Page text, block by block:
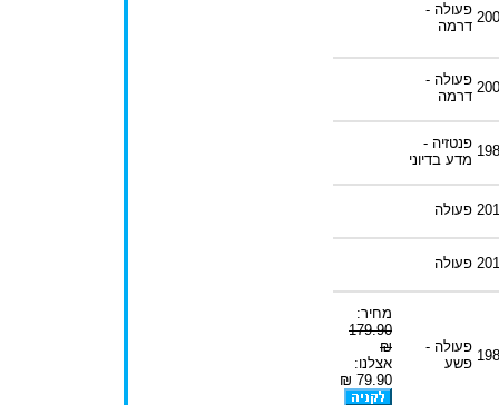
פעולה -
דרמה
פעולה -
דרמה
פנטזיה -
מדע בדיוני
פעולה
פעולה
פעולה -
פשע
מחיר:
179.90
₪
אצלנו:
79.90 ₪